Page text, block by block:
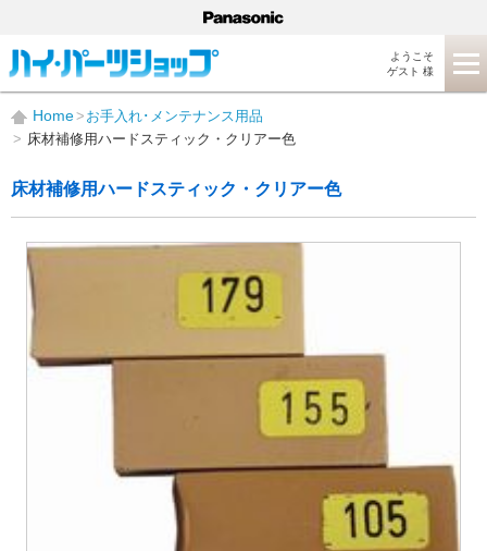
ようこそ
ゲスト 様
Home
お手入れ･メンテナンス用品
床材補修用ハードスティック・クリアー色
床材補修用ハードスティック・クリアー色